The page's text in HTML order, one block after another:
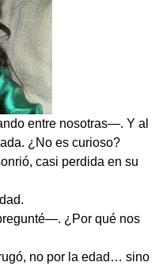
entre nosotras—. Y al
¿No es curioso?
casi perdida en su
¿Por qué nos
no por la edad… sino